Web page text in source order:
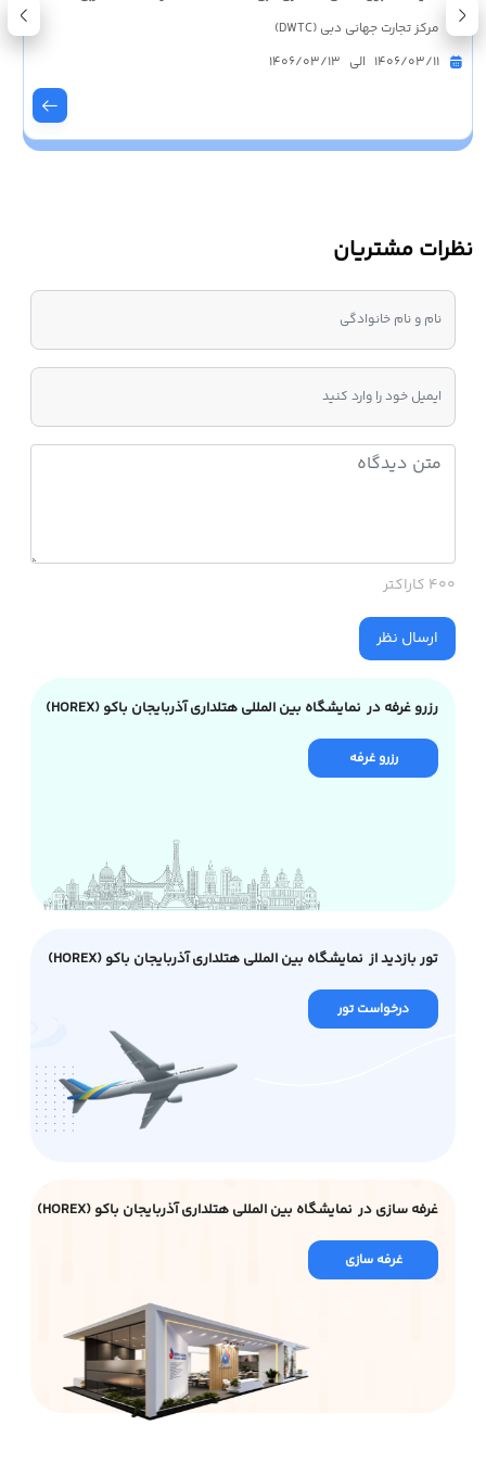
مرکز تجارت جهانی دبی (DWTC)
1406/03/11 الی 1406/03/13
نظرات مشتریان
400 کاراکتر
ارسال نظر
رزرو غرفه در نمایشگاه بین المللی هتلداری آذربایجان باکو (HOREX)
رزرو غرفه
تور بازدید از نمایشگاه بین المللی هتلداری آذربایجان باکو (HOREX)
درخواست تور
غرفه سازی در نمایشگاه بین المللی هتلداری آذربایجان باکو (HOREX)
غرفه سازی